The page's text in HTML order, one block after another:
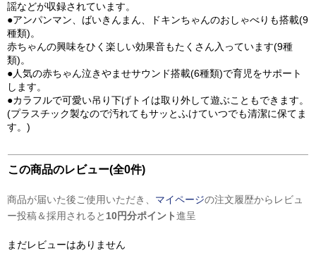
謡などが収録されています。
●アンパンマン、ばいきんまん、ドキンちゃんのおしゃべりも搭載(9
種類)。
赤ちゃんの興味をひく楽しい効果音もたくさん入っています(9種
類)。
●人気の赤ちゃん泣きやませサウンド搭載(6種類)で育児をサポート
します。
●カラフルで可愛い吊り下げトイは取り外して遊ぶこともできます。
(プラスチック製なので汚れてもサッとふけていつでも清潔に保てま
す。)
この商品のレビュー(全0件)
商品が届いた後ご使用いただき、 マイページの注文履歴からレビュ
ー投稿＆採用されると 10円分ポイント進呈
まだレビューはありません